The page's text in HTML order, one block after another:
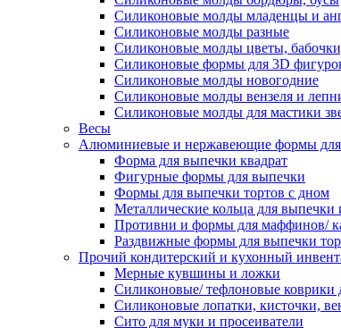
Силиконовые молды младенцы и
Силиконовые молды разные
Силиконовые молды цветы,
Силиконовые формы для 3D
Силиконовые молды новогодние
Силиконовые молды вензеля и
Силиконовые молды для мастики
Весы
Алюминиевые и нержавеющие формы для
Форма для выпечки квадрат
Фигурные формы для выпечки
Формы для выпечки тортов с дном
Металлические кольца для выпечки
Противни и формы для маффинов/
Раздвижные формы для выпечки
Прочий кондитерский и кухонный
Мерные кувшины и ложки
Силиконовые/ тефлоновые коврики
Силиконовые лопатки, кисточки,
Сито для муки и просеиватели